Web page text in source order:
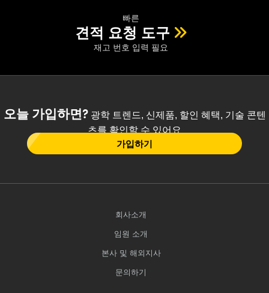
빠른
견적 요청 도구
재고 번호 입력 필요
오늘 가입하면?광학 트렌드, 신제품, 할인 혜택, 기술 콘텐
츠를 확인할 수 있어요
가입하기
회사소개
임원 소개
본사 및 해외지사
문의하기